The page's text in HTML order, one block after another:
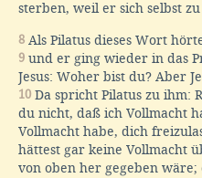
sterben, weil er sich selbst
8 Als Pilatus dieses Wort
9 und er ging wieder in das
Jesus: Woher bist du? Aber
10 Da spricht Pilatus zu ihm:
du nicht, daß ich Vollmacht
Vollmacht habe, dich
hättest gar keine Vollmacht
von oben her gegeben